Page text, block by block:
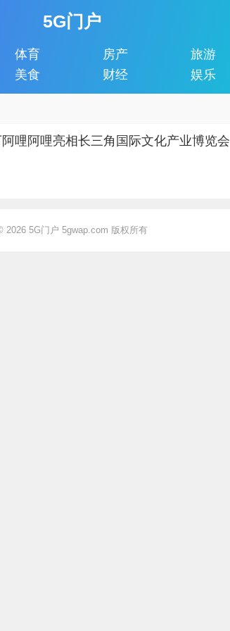
5G门户
体育 房产 旅游
美食 财经 娱乐
哩阿哩亮相长三角国际文化产业博览会
2026 5G门户 5gwap.com 版权所有